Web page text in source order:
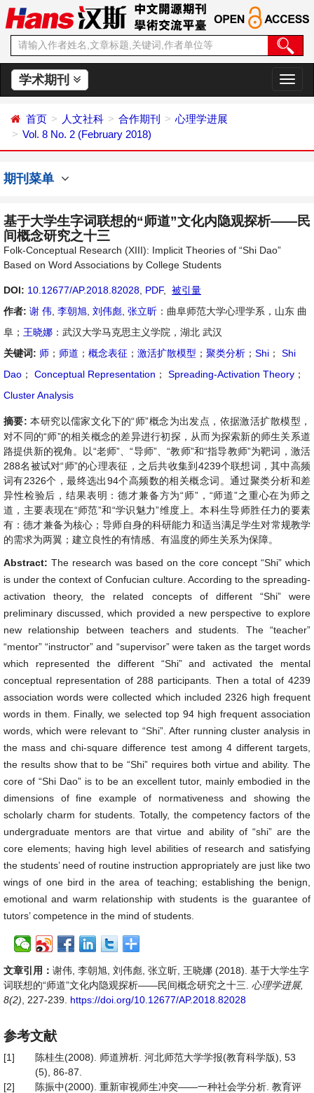
学术期刊
切
换
首页 人文社科 合作期刊
心理学进展
Vol. 8 No. 2 (February 2018)
期刊菜单
基于大学生字词联想的“师道”文化内隐观探析——民
间概念研究之十三
Folk-Conceptual Research (XIII): Implicit Theories of “Shi Dao”
Based on Word Associations by College Students
DOI: 10.12677/AP.2018.82028 PDF,
被引量
作者: 谢 伟 李朝旭 刘伟彪 张立昕 ：曲阜师范大学心理学系，山东 曲
阜； 王晓娜 ：武汉大学马克思主义学院，湖北 武汉
关键词: 师 ； 师道 ； 概念表征 ； 激活扩散模型 ； 聚类分析 ； Shi ；
Shi
Dao ； Conceptual Representation ； Spreading-Activation Theory ；
Cluster Analysis
摘要:本研究以儒家文化下的“师”概念为出发点，依据激活扩散模型，
对不同的“师”的相关概念的差异进行初探，从而为探索新的师生关系道
路提供新的视角。以“老师”、“导师”、“教师”和“指导教师”为靶词，激活
288名被试对“师”的心理表征，之后共收集到4239个联想词，其中高频
词有2326个，最终选出94个高频数的相关概念词。通过聚类分析和差
异性检验后，结果表明：德才兼备方为“师”，“师道”之重心在为师之
道，主要表现在“师范”和“学识魅力”维度上。本科生导师胜任力的要素
有：德才兼备为核心；导师自身的科研能力和适当满足学生对常规教学
的需求为两翼；建立良性的有情感、有温度的师生关系为保障。
Abstract: The research was based on the core concept “Shi” which
is under the context of Confucian culture. According to the spreading-
activation theory, the related concepts of different “Shi” were
preliminary discussed, which provided a new perspective to explore
new relationship between teachers and students. The “teacher”
“mentor” “instructor” and “supervisor” were taken as the target words
which represented the different “Shi” and activated the mental
conceptual representation of 288 participants. Then a total of 4239
association words were collected which included 2326 high frequent
words in them. Finally, we selected top 94 high frequent association
words, which were relevant to “Shi”. After running cluster analysis in
the mass and chi-square difference test among 4 different targets,
the results show that to be “Shi” requires both virtue and ability. The
core of “Shi Dao” is to be an excellent tutor, mainly embodied in the
dimensions of fine example of normativeness and showing the
scholarly charm for students. Totally, the competency factors of the
undergraduate mentors are that virtue and ability of “shi” are the
core elements; having high level abilities of research and satisfying
the students’ need of routine instruction appropriately are just like two
wings of one bird in the area of teaching; establishing the benign,
emotional and warm relationship with students is the guarantee of
tutors’ competence in the mind of students.
文章引用： 谢伟, 李朝旭, 刘伟彪, 张立昕, 王晓娜 (2018). 基于大学生字
词联想的“师道”文化内隐观探析——民间概念研究之十三. 心理学进展,
8(2) , 227-239. https://doi.org/10.12677/AP.2018.82028
参考文献
[1]
陈桂生(2008). 师道辨析. 河北师范大学学报(教育科学版), 53
(5), 86-87.
[2]
陈振中(2000). 重新审视师生冲突——一种社会学分析. 教育评